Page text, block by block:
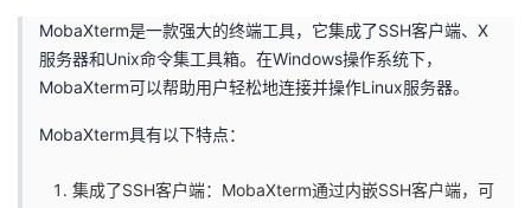
MobaXterm是一款强大的终端工具，它集成了SSH客户端、X
服务器和Unix命令集工具箱。在Windows操作系统下，
MobaXterm可以帮助用户轻松地连接并操作Linux服务器。
MobaXterm具有以下特点：
集成了SSH客户端：MobaXterm通过内嵌SSH客户端，可